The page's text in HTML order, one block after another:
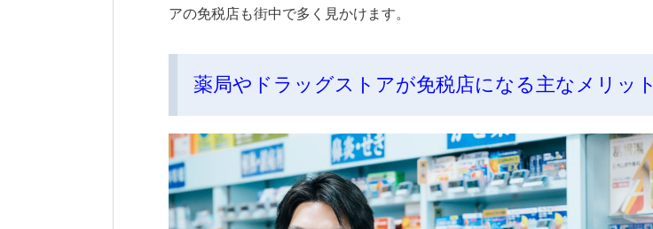
アの免税店も街中で多く見かけます。
薬局やドラッグストアが免税店になる主なメリット